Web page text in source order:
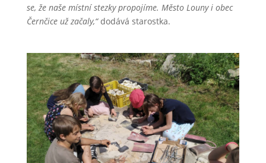
se, že naše místní stezky propojíme. Město Louny i obec
Černčice už začaly,“dodává starostka.